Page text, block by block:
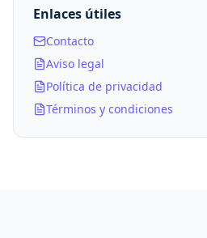
Enlaces útiles
Contacto
Aviso legal
Política de privacidad
Términos y condiciones